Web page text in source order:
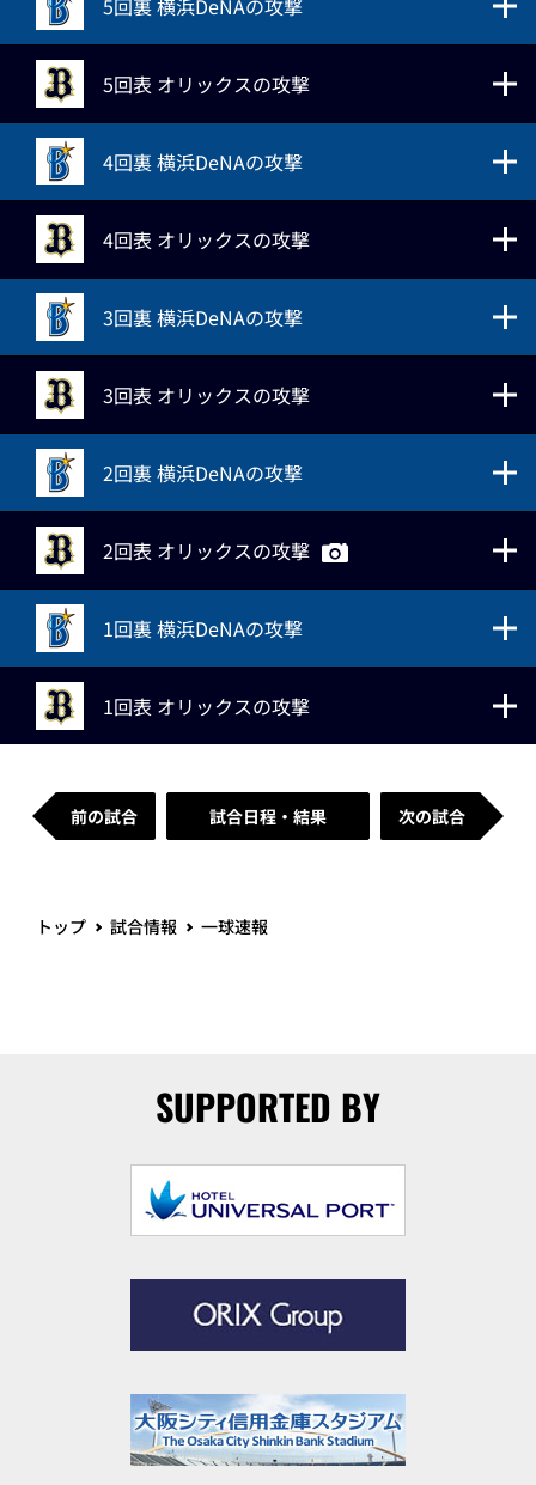
5回裏 横浜DeNAの攻撃
5回表 オリックスの攻撃
4回裏 横浜DeNAの攻撃
4回表 オリックスの攻撃
3回裏 横浜DeNAの攻撃
3回表 オリックスの攻撃
2回裏 横浜DeNAの攻撃
2回表 オリックスの攻撃
1回裏 横浜DeNAの攻撃
1回表 オリックスの攻撃
前の試合 試合日程・結果 次の試合
トップ 試合情報 一球速報
SUPPORTED BY